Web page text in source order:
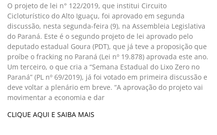
O projeto de lei n° 122/2019, que institui Circuito
Cicloturístico do Alto Iguaçu, foi aprovado em segunda
discussão, nesta segunda-feira (9), na Assembleia Legislativa
do Paraná. Este é o segundo projeto de lei aprovado pelo
deputado estadual Goura (PDT), que já teve a proposição que
proíbe o fracking no Paraná (Lei nº 19.878) aprovada este ano.
Um terceiro, o que cria a “Semana Estadual do Lixo Zero no
Paraná” (PL nº 69/2019), já foi votado em primeira discussão e
deve voltar a plenário em breve. “A aprovação do projeto vai
movimentar a economia e dar
CLIQUE AQUI E SAIBA MAIS